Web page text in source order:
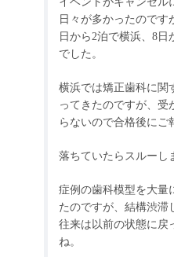
日々が多かったのです
日から 2泊で横浜、 8日
でした。
横浜では矯正歯科に関
ってきたのですが、受
らないので合格後にご
落ちていたらスルーし
症例の歯科模型を大量
たのですが、結構渋滞
往来は以前の状態に戻
ね。